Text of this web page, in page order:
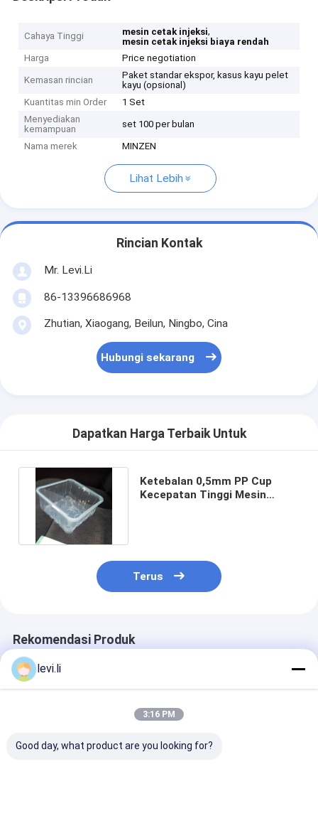
Cahaya Tinggi mesin cetak injeksi,
mesin cetak injeksi biaya rendah
Harga
Price negotiation
Kemasan rincian
Paket standar ekspor, kasus kayu pelet
kayu (opsional)
Kuantitas min Order
1 Set
Menyediakan
kemampuan
set 100 per bulan
Nama merek MINZEN
Lihat Lebih
Rincian Kontak
Mr. Levi.Li
86-13396686968
Zhutian, Xiaogang, Beilun, Ningbo, Cina
Hubungi sekarang
Dapatkan Harga Terbaik Untuk
Ketebalan 0,5mm PP Cup
Kecepatan Tinggi Mesin
Terus
Rekomendasi Produk
levi.li
3:16 PM
Good day, what product are you looking for?